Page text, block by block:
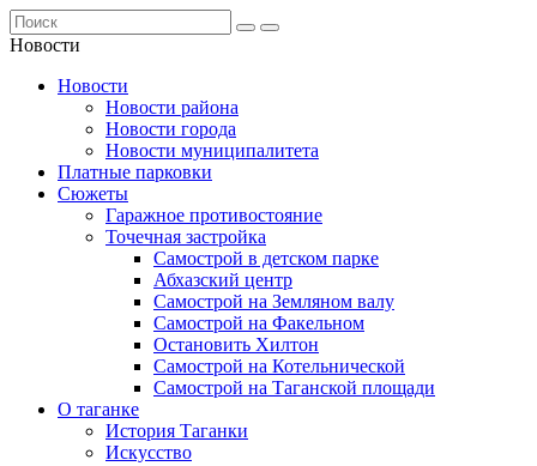
Новости
Новости
Новости района
Новости города
Новости муниципалитета
Платные парковки
Сюжеты
Гаражное противостояние
Точечная застройка
Самострой в детском парке
Абхазский центр
Самострой на Земляном валу
Самострой на Факельном
Остановить Хилтон
Самострой на Котельнической
Самострой на Таганской площади
О таганке
История Таганки
Искусство